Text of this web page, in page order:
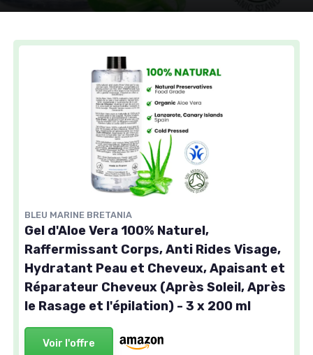
BLEU MARINE BRETANIA
Gel d'Aloe Vera 100% Naturel,
Raffermissant Corps, Anti Rides Visage,
Hydratant Peau et Cheveux, Apaisant et
Réparateur Cheveux (Après Soleil, Après
le Rasage et l'épilation) - 3 x 200 ml
Voir l'offre